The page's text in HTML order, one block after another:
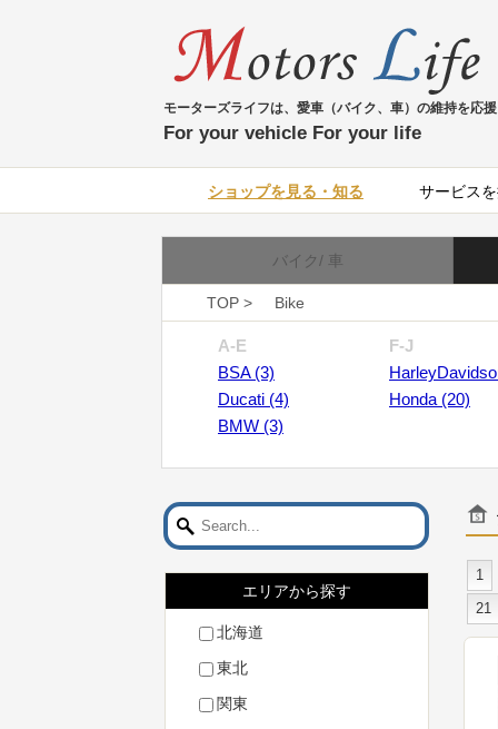
モーターズライフは、愛車（バイク、車）の維持を応援
For your vehicle For your life
ショップを見る・知る サービス
バイク/ 車
TOP > Bike
A-E
BSA (3)
Ducati (4)
BMW (3)
F-J
Honda (20)
エリアから探す
北海道
東北
関東
1
21